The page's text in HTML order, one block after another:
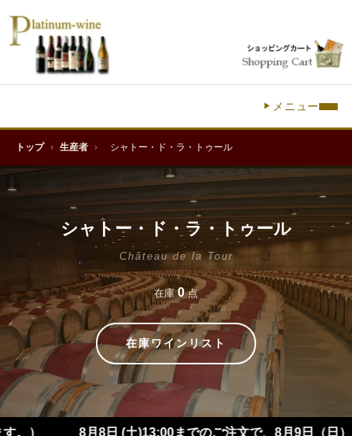
メニュー
トップ › 生産者 › シャトー・ド・ラ・トゥール
シャトー・ド・ラ・トゥール
Château de la Tour
在庫0点
在庫ワインリスト
(土)13:00までのご注文で、8月9日（日）にお届け可